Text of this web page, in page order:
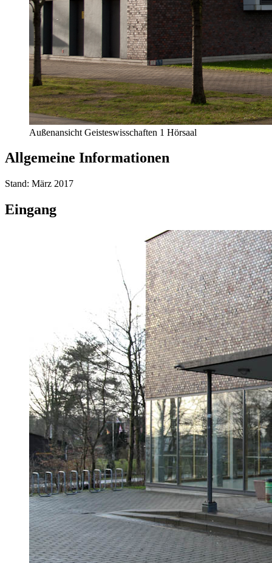
Außenansicht Geisteswisschaften 1 Hörsaal
Allgemeine Informationen
Stand: März 2017
Eingang